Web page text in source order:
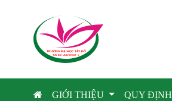
TRƯỜNG ĐẠI HỌC TÂY ĐÔ
TAY DO UNIVERSIT Y
GIỚI THIỆU QUY